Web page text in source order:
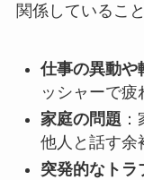
関係しているこ
仕事の異動や
ッシャーで疲
家庭の問題
他人と話す余
突発的なトラ